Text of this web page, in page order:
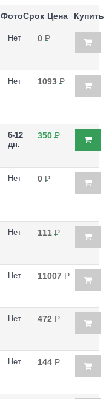
ФотоСрок Цена Купить
Нет 0 Р
Нет 1093 Р
6-12
дн.
350 Р
Нет 0 Р
Нет 111 Р
Нет 11007 Р
Нет 472 Р
Нет 144 Р